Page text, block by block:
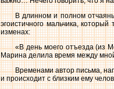
В длинном и полном
эгоистичного мальчика,
изменах:
«В день моего отъезда (из
Марина делила время между
Временами автор письма,
и происходит с близким ему